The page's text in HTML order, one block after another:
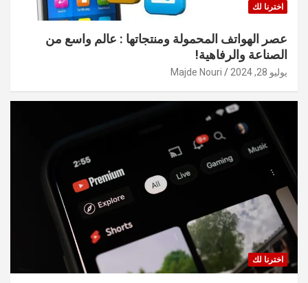
اخترنا لك
عصر الهواتف المحمولة ومنتجاتها : عالم واسع من
الصناعة والرفاهية!
يوليو 28, 2024 Majde Nouri
اخترنا لك